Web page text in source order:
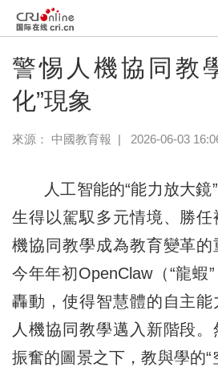
警惕人機協同教
化”現象
來源： 中國教育報 | 2026-06-03
人工智能的“能力放大鏡”
生得以駕馭多元情境、勝任
機協同教學成為教育變革
今年年初OpenClaw（“龍蝦
轟動，使得智慧體的自主能
人機協同教學邁入新階段
振奮的圖景之下，教與學的“